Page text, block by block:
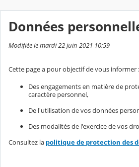
Données
Modifiée le mardi 22 juin 2021 10:59
Cette page a pour objectif de vous informer :
Des engagements en matière de
caractère personnel,
De l'utilisation de vos données
Des modalités de l'exercice de vos
Consultez la politique de protection des